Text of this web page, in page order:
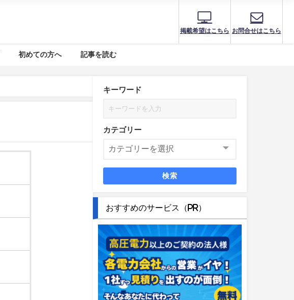
掲載希望はこちら お問合せはこちら
初めての方へ 記事を読む
キーワード
カテゴリー
検索
おすすめのサービス（PR）